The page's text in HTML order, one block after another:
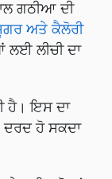
ਗਠੀਆ ਦੀ
ਅਤੇ ਕੈਲੋਰੀ
ਲਈ ਲੀਚੀ ਦਾ
ਹੈ। ਇਸ ਦਾ
ਹੋ ਸਕਦਾ